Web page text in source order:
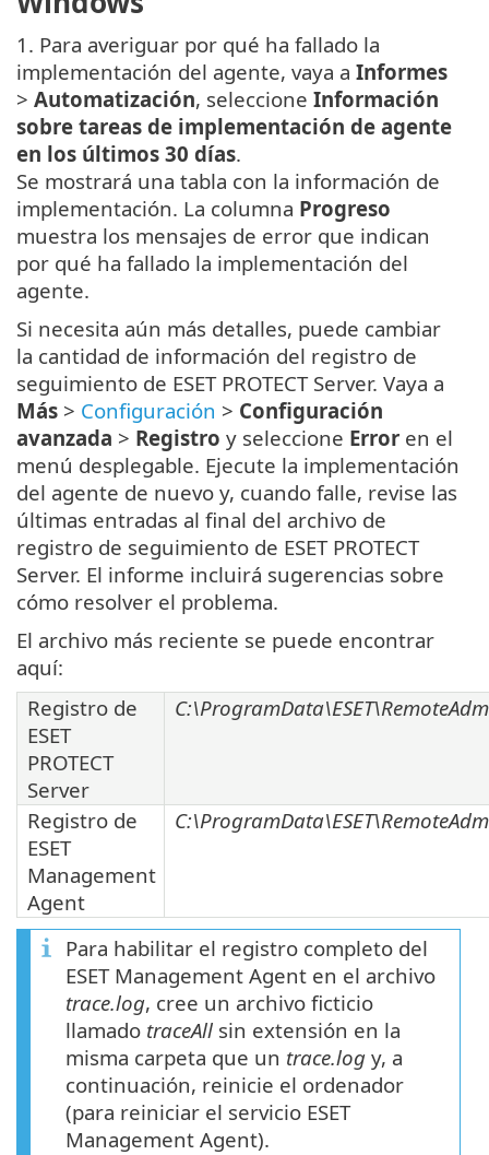
1. Para averiguar por qué ha fallado la
implementación del agente, vaya a Informes
> Automatización, seleccione Información
sobre tareas de implementación de agente
en los últimos 30 días.
Se mostrará una tabla con la información de
implementación. La columna Progreso
muestra los mensajes de error que indican
por qué ha fallado la implementación del
agente.
Si necesita aún más detalles, puede cambiar
la cantidad de información del registro de
seguimiento de ESET PROTECT Server. Vaya a
Más > Configuración > Configuración
avanzada > Registro y seleccione Error en el
menú desplegable. Ejecute la implementación
del agente de nuevo y, cuando falle, revise las
últimas entradas al final del archivo de
registro de seguimiento de ESET PROTECT
Server. El informe incluirá sugerencias sobre
cómo resolver el problema.
El archivo más reciente se puede encontrar
aquí:
Registro de
ESET
PROTECT
Server
Registro de
ESET
Management
Agent
Para habilitar el registro completo del
ESET Management Agent en el archivo
trace.log, cree un archivo ficticio
llamado traceAll sin extensión en la
misma carpeta que un trace.log y, a
continuación, reinicie el ordenador
(para reiniciar el servicio ESET
Management Agent).